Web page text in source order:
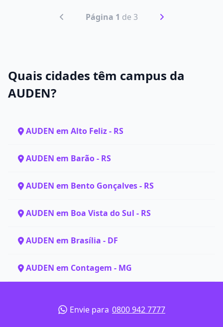
Página 1 de 3
Quais cidades têm campus da
AUDEN?
AUDEN em Alto Feliz - RS
AUDEN em Barão - RS
AUDEN em Bento Gonçalves - RS
AUDEN em Boa Vista do Sul - RS
AUDEN em Brasília - DF
AUDEN em Contagem - MG
Envie para 0800 942 7777